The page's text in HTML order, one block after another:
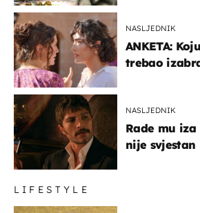
NASLJEDNIK
ANKETA:
trebao
NASLJEDNIK
Rade mu
nije svjestan
LIFESTYLE